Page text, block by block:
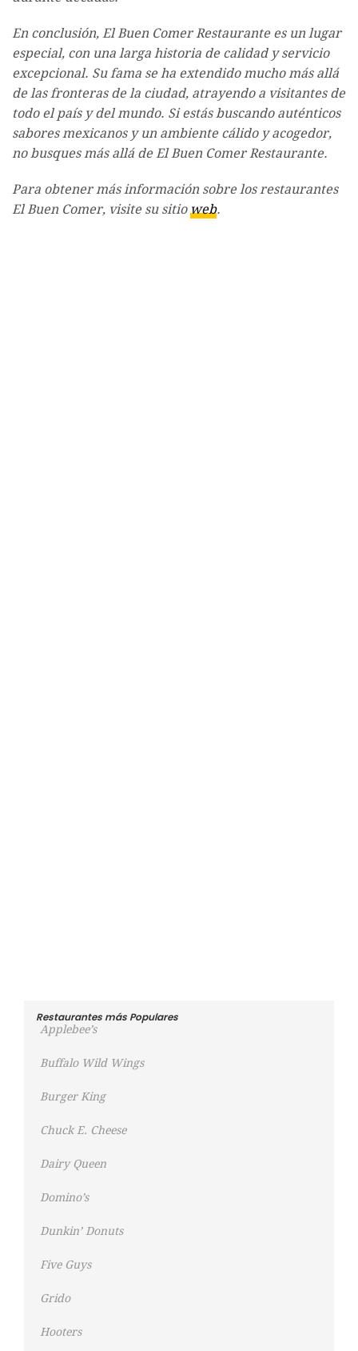
En conclusión, El Buen Comer Restaurante es un lugar
especial, con una larga historia de calidad y servicio
excepcional. Su fama se ha extendido mucho más allá
de las fronteras de la ciudad, atrayendo a visitantes de
todo el país y del mundo. Si estás buscando auténticos
sabores mexicanos y un ambiente cálido y acogedor,
no busques más allá de El Buen Comer Restaurante.
Para obtener más información sobre los restaurantes
El Buen Comer, visite su sitioweb.
Restaurantes más Populares
Applebee’s
Buffalo Wild Wings
Burger King
Chuck E. Cheese
Dairy Queen
Domino’s
Dunkin’ Donuts
Five Guys
Grido
Hooters